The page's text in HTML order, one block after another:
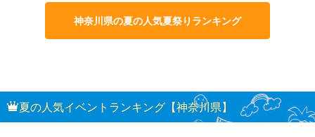
神奈川県の夏の人気夏祭りランキング
夏の人気イベントランキング【神奈川県】